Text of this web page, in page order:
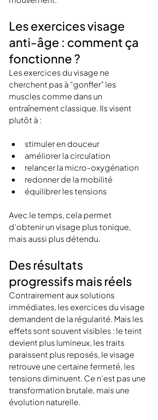
Les exercices visage
anti-âge : comment ça
fonctionne ?
Les exercices du visage ne
cherchent pas à “gonfler” les
muscles comme dans un
entraînement classique. Ils visent
plutôt à :
stimuler en douceur
améliorer la circulation
relancer la micro-oxygénation
redonner de la mobilité
équilibrer les tensions
Avec le temps, cela permet
d’obtenir un visage plus tonique,
mais aussi plus détendu.
Des résultats
progressifs mais réels
Contrairement aux solutions
immédiates, les exercices du visage
demandent de la régularité. Mais les
effets sont souvent visibles : le teint
devient plus lumineux, les traits
paraissent plus reposés, le visage
retrouve une certaine fermeté, les
tensions diminuent. Ce n’est pas une
transformation brutale, mais une
évolution naturelle.